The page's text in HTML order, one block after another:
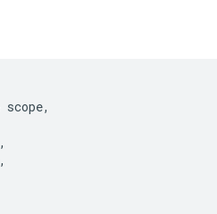
scope,
,
,